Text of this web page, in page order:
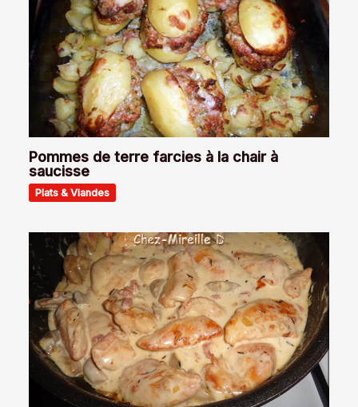
Pommes de terre farcies à la chair à
saucisse
Plats & Viandes